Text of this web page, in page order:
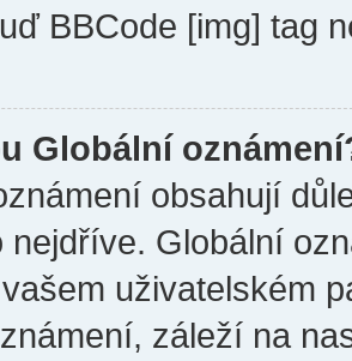
BBCode [img] tag
Globální
obsahují
nejdříve. Globální
uživatelském
záleží na